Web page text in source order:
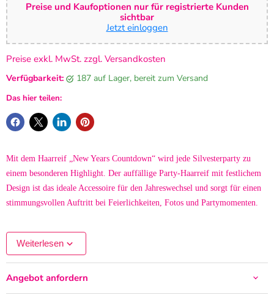
Preise und Kaufoptionen nur für registrierte Kunden
sichtbar
Jetzt einloggen
Preise exkl. MwSt. zzgl. Versandkosten
Verfügbarkeit: 187 auf Lager, bereit zum Versand
Das hier teilen:
Mit dem Haarreif „New Years Countdown“ wird jede Silvesterparty zu
einem besonderen Highlight. Der auffällige Party-Haarreif mit festlichem
Design ist das ideale Accessoire für den Jahreswechsel und sorgt für einen
stimmungsvollen Auftritt bei Feierlichkeiten, Fotos und Partymomenten.
Der Haarreif ist ein toller Begleiter für Silvester, Neujahrspartys,
Mottofeiern oder als lustiges Accessoire für Gruppenfotos mit Freunden
und Familie. Durch das kreative Countdown-Design passt er perfekt zur
Atmosphäre des letzten Abends im Jahr und macht jedes Outfit zu einem
echten Hingucker.
Weiterlesen
Angebot anfordern